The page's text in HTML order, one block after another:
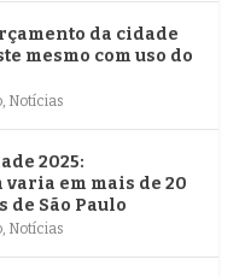
da cidade
mesmo com uso do
Notícias
2025:
em mais de 20
São Paulo
Notícias